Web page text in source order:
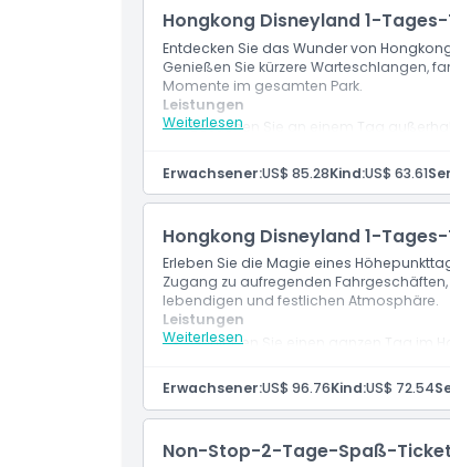
Wie man dorthin gelangt
Stornierungsbedingungen
Hongkong Disneyland 1-
Entdecken Sie das Wunder von
Genießen Sie kürzere Warteschlangen,
Momente im gesamten Park.
Weiterlesen
Leistungen
Besuchen Sie an einem Tag
Erwachsener:US$ 85.28Kind:US$ 63.61
Hongkong Disneyland 1-
Erleben Sie die Magie eines
Zugang zu aufregenden
lebendigen und festlichen Atmosphäre.
Weiterlesen
Leistungen
Genießen Sie einen ganzen Tag im
Erwachsener:US$ 96.76Kind:US$ 72.54
Non-Stop-2-Tage-Spaß-